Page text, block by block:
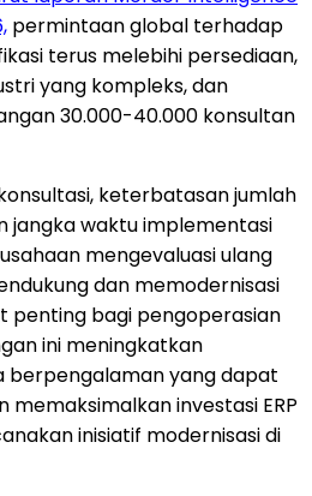
permintaan global terhadap
terus melebihi persediaan,
yang kompleks, dan
30.000-40.000 konsultan
keterbatasan jumlah
jangka waktu implementasi
mengevaluasi ulang
dan memodernisasi
penting bagi pengoperasian
ini meningkatkan
yang dapat
investasi ERP
inisiatif modernisasi di